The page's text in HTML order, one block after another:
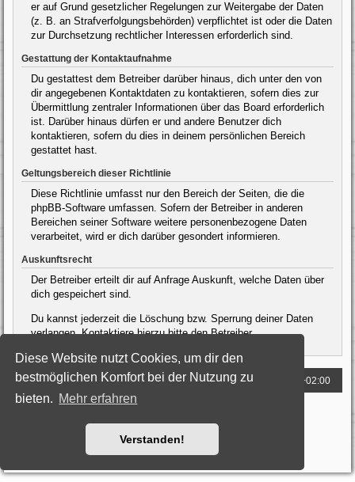
Diese Website nutzt Cookies, um dir den
bestmöglichen Komfort bei der Nutzung zu
bieten. Mehr erfahren
Verstanden!
er auf Grund gesetzlicher Regelungen zur Weitergabe der Daten
(z. B. an Strafverfolgungsbehörden) verpflichtet ist oder die Daten
zur Durchsetzung rechtlicher Interessen erforderlich sind.
Gestattung der Kontaktaufnahme
Du gestattest dem Betreiber darüber hinaus, dich unter den von
dir angegebenen Kontaktdaten zu kontaktieren, sofern dies zur
Übermittlung zentraler Informationen über das Board erforderlich
ist. Darüber hinaus dürfen er und andere Benutzer dich
kontaktieren, sofern du dies in deinem persönlichen Bereich
gestattet hast.
Geltungsbereich dieser Richtlinie
Diese Richtlinie umfasst nur den Bereich der Seiten, die die
phpBB-Software umfassen. Sofern der Betreiber in anderen
Bereichen seiner Software weitere personenbezogene Daten
verarbeitet, wird er dich darüber gesondert informieren.
Auskunftsrecht
Der Betreiber erteilt dir auf Anfrage Auskunft, welche Daten über
dich gespeichert sind.
Du kannst jederzeit die Löschung bzw. Sperrung deiner Daten
verlangen. Kontaktiere hierzu bitte den Betreiber.
Foren-Übersicht Alle Zeiten sind UTC+02:00
Powered byphpBB® Forum Software © phpBB Limited
Deutsche Übersetzung durchphpBB.de
Style: Black-Silver by Joyce&Luna
phpBB-Style-Design
Nutzungsbedingungen